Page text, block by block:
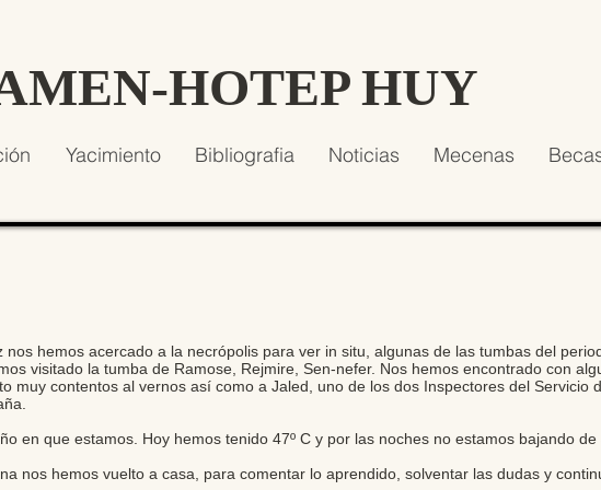
HOTEP HUY
Yacimiento Bibliografia Noticias Mecenas
hemos acercado a la necrópolis para ver in situ, algunas de las tumbas del
visitado la tumba de Ramose, Rejmire, Sen-nefer. Nos hemos encontrado con
muy contentos al vernos así como a Jaled, uno de los dos Inspectores del Servicio
en que estamos. Hoy hemos tenido 47º C y por las noches no estamos bajando de
nos hemos vuelto a casa, para comentar lo aprendido, solventar las dudas y